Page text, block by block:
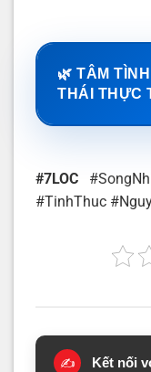
🌿 TÂM
THÁI THỰC
#7LOC
#TinhThuc
✍️ Kết nối